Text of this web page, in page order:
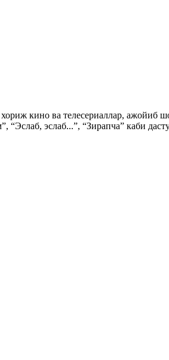
кино ва телесериаллар,
эслаб...”, “Зирапча” каби